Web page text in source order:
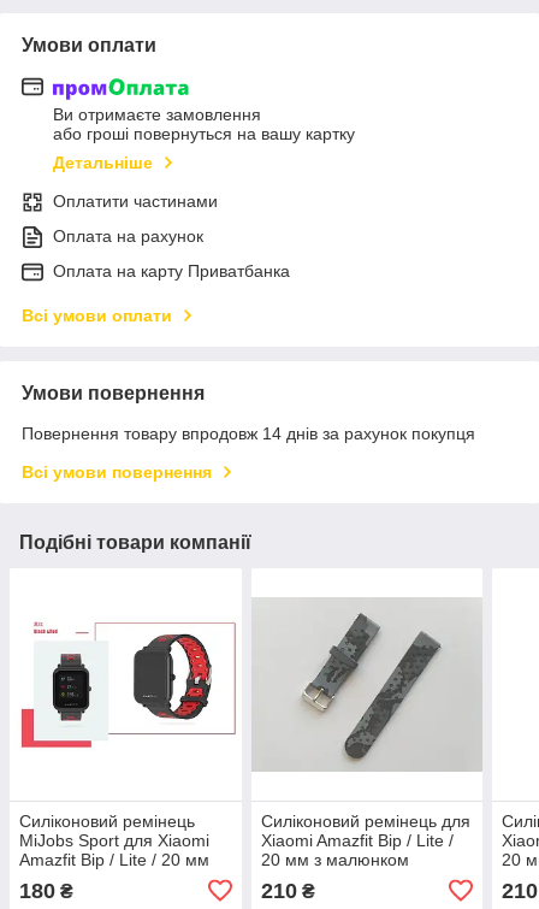
Умови оплати
Ви отримаєте замовлення
або гроші повернуться на вашу картку
Детальніше
Оплатити частинами
Оплата на рахунок
Оплата на карту Приватбанка
Всі умови оплати
Умови повернення
Повернення товару впродовж 14 днів за рахунок покупця
Всі умови повернення
Подібні товари компанії
Силіконовий ремінець
MiJobs Sport для Xiaomi
Amazfit Bip / Lite / 20 мм
Чорний / Червоний 1626P
180 ₴
Силіконовий ремінець для
Xiaomi Amazfit Bip / Lite /
20 мм з малюнком
Сірий 1900P
210₴
20
210